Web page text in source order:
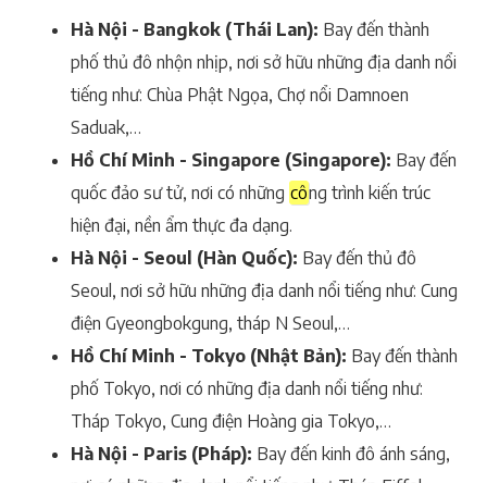
Hà Nội - Bangkok (Thái Lan): Bay đến thành
phố thủ đô nhộn nhịp, nơi sở hữu những địa danh nổi
tiếng như: Chùa Phật Ngọa, Chợ nổi Damnoen
Saduak,…
Hồ Chí Minh - Singapore (Singapore): Bay đến
quốc đảo sư tử, nơi có những công trình kiến trúc
hiện đại, nền ẩm thực đa dạng.
Hà Nội - Seoul (Hàn Quốc): Bay đến thủ đô
Seoul, nơi sở hữu những địa danh nổi tiếng như: Cung
điện Gyeongbokgung, tháp N Seoul,…
Hồ Chí Minh - Tokyo (Nhật Bản): Bay đến thành
phố Tokyo, nơi có những địa danh nổi tiếng như:
Tháp Tokyo, Cung điện Hoàng gia Tokyo,…
Hà Nội - Paris (Pháp): Bay đến kinh đô ánh sáng,